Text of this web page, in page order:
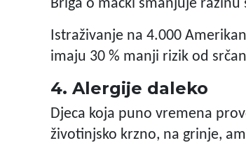
Briga o mački smanjuje
Istraživanje na 4.000
imaju 30 % manji rizik od
4. Alergije daleko
Djeca koja puno vremena
životinjsko krzno, na grinje,